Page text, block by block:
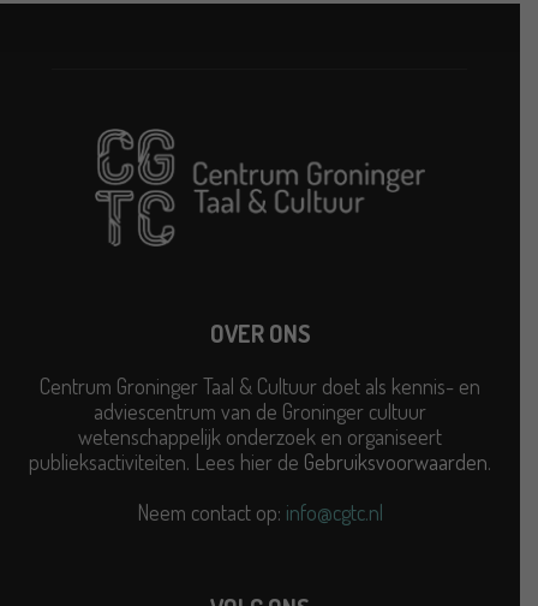
OVER ONS
Centrum Groninger Taal & Cultuur doet als kennis- en
adviescentrum van de Groninger cultuur
wetenschappelijk onderzoek en organiseert
publieksactiviteiten. Lees hier de Gebruiksvoorwaarden.
Neem contact op: info@cgtc.nl